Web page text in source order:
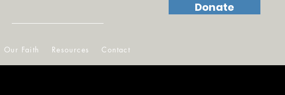
Our Faith Resources Contact
Donate